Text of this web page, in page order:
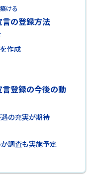
ける
の登録方法
作成
登録の今後の動
の充実が期待
調査も実施予定